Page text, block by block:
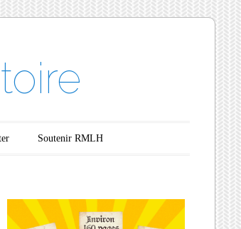
Soutenir RMLH